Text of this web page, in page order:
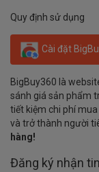
Quy định sử dụng
Cài đặt
BigBuy360 là
sánh giá sản phẩm
tiết kiệm chi phí
và trở thành người
hàng!
Đăng ký nhận tin